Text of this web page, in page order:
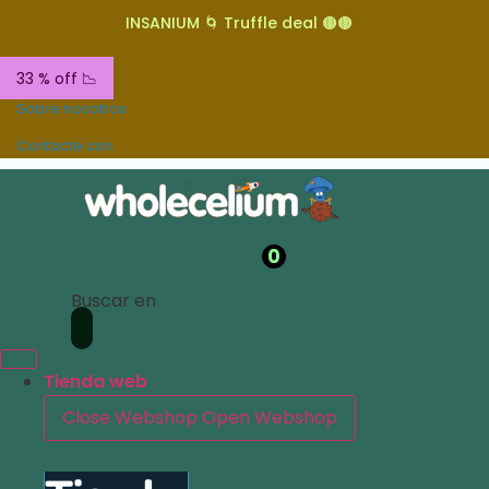
INSANIUM 🌀 Truffle deal 🟤🟤
33 % off 📉
Sobre nosotros
Contacte con
0
Buscar en
Tienda web
Close Webshop Open Webshop